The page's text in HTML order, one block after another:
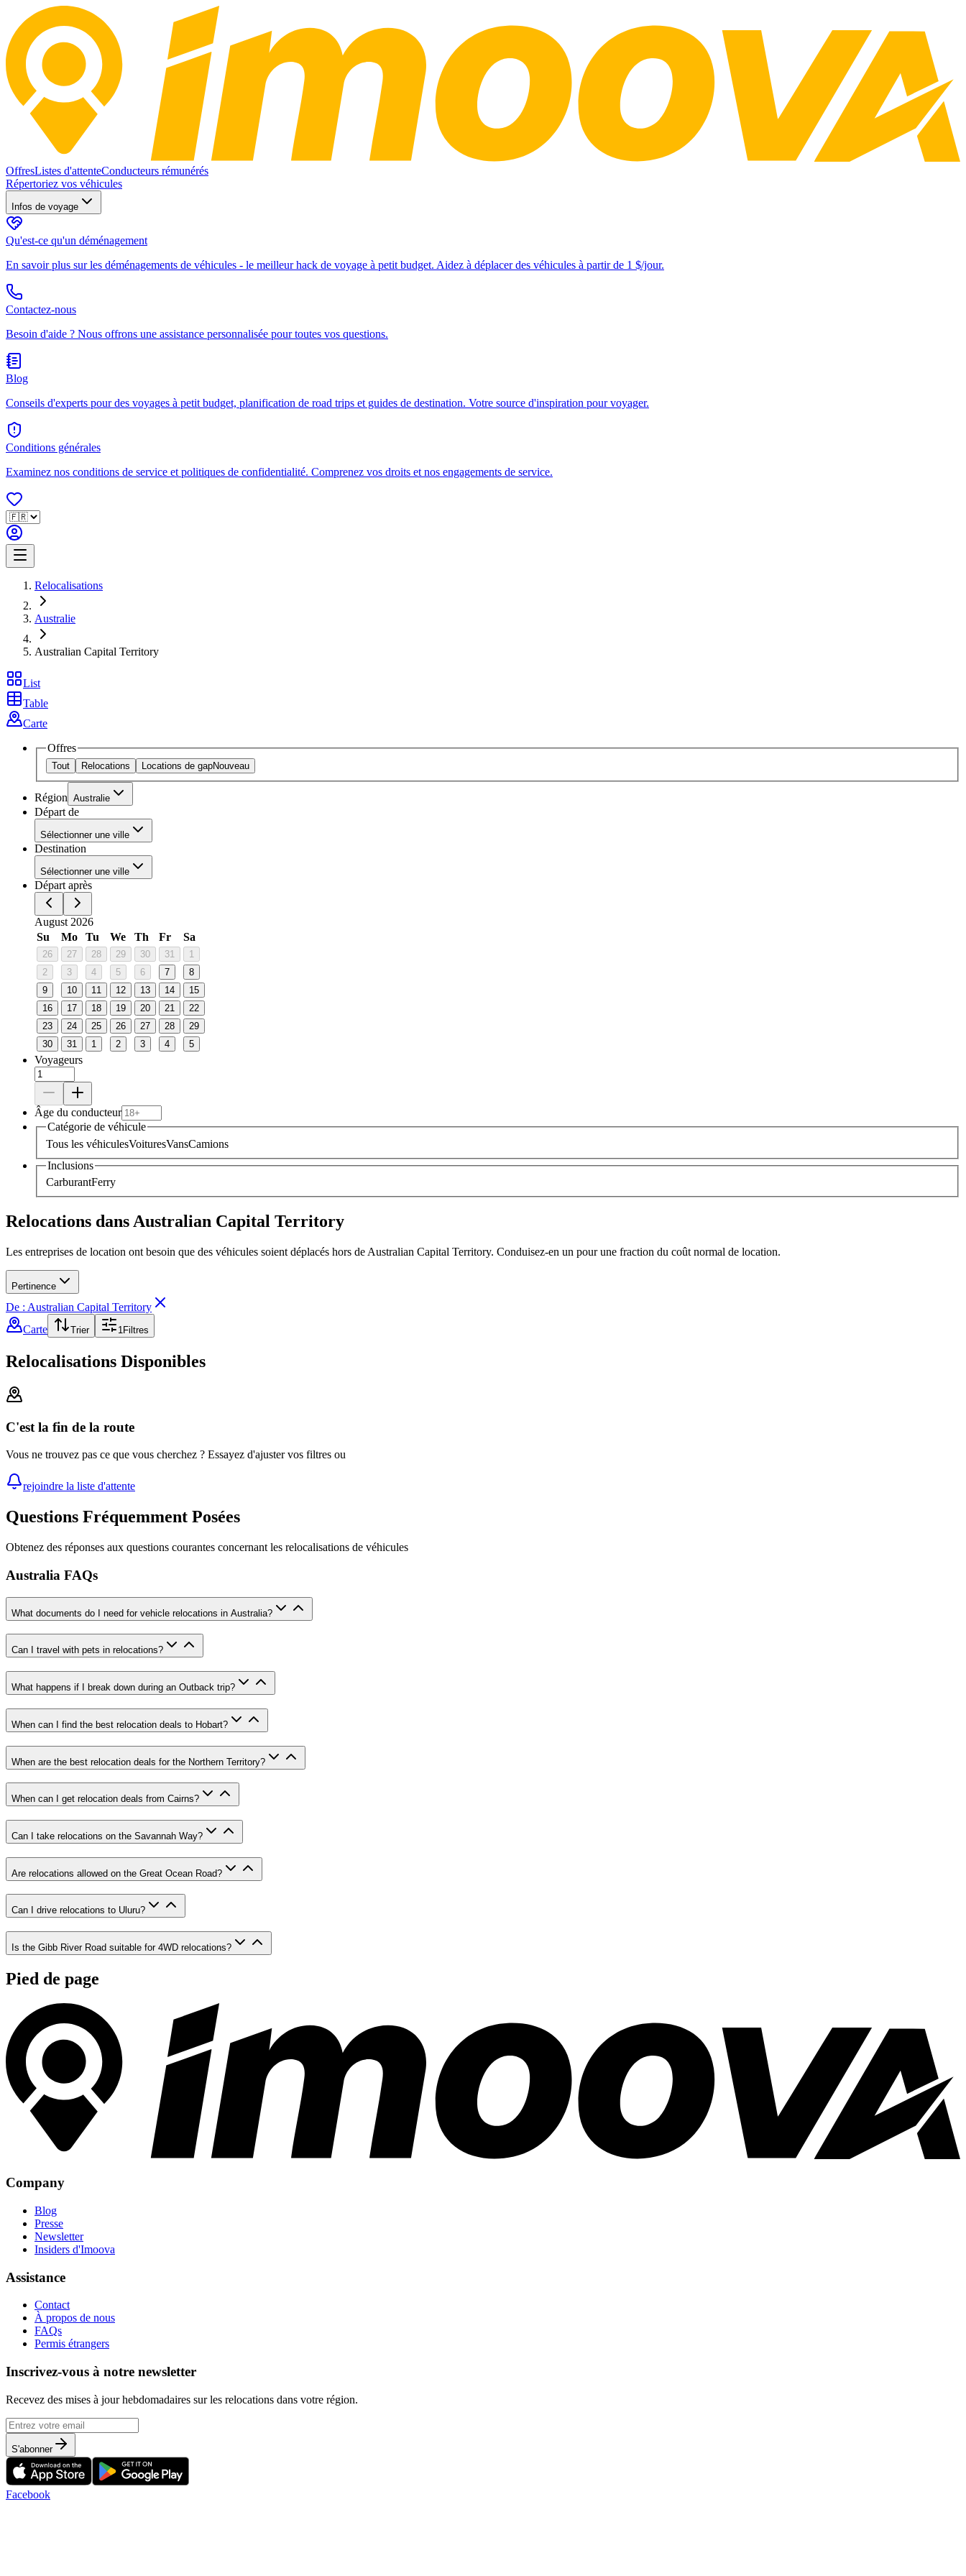
OffresListes d'attenteConducteurs rémunérés
Répertoriez vos véhicules
Infos de voyage
Qu'est-ce qu'un déménagement
En savoir plus sur les déménagements de véhicules - le meilleur hack de voyage à petit budget. Aidez à déplacer des véhicules à partir de 1 $/jour.
Contactez-nous
Besoin d'aide ? Nous offrons une assistance personnalisée pour toutes vos questions.
Blog
Conseils d'experts pour des voyages à petit budget, planification de road trips et guides de destination. Votre source d'inspiration pour voyager.
Conditions générales
Examinez nos conditions de service et politiques de confidentialité. Comprenez vos droits et nos engagements de service.
Relocalisations
Australie
Australian Capital Territory
List
Table
Carte
Offres
Tout Relocations Locations de gapNouveau
Région Australie
Départ de
Sélectionner une ville
Destination
Sélectionner une ville
Départ après
August 2026
Su
Mo Tu We Th Fr Sa
26 27 28 29 30 31
1
2
3 4 5 6 7
8
9
10 11 12 13 14
15
16
17 18 19 20 21
22
23
24 25 26 27 28
29
30
31 1 2 3 4 5
Voyageurs
Âge du conducteur
Catégorie de véhicule
Tous les véhiculesVoituresVansCamions
Inclusions
CarburantFerry
Relocations dans Australian Capital Territory
Les entreprises de location ont besoin que des véhicules soient déplacés hors de Australian Capital Territory. Conduisez-en un pour une fraction du coût normal de location.
Pertinence
De : Australian Capital Territory
Carte
Trier 1Filtres
Relocalisations Disponibles
C'est la fin de la route
Vous ne trouvez pas ce que vous cherchez ? Essayez d'ajuster vos filtres ou
rejoindre la liste d'attente
Questions Fréquemment Posées
Obtenez des réponses aux questions courantes concernant les relocalisations de véhicules
Australia FAQs
What documents do I need for vehicle relocations in Australia?
Can I travel with pets in relocations?
What happens if I break down during an Outback trip?
When can I find the best relocation deals to Hobart?
When are the best relocation deals for the Northern Territory?
When can I get relocation deals from Cairns?
Can I take relocations on the Savannah Way?
Are relocations allowed on the Great Ocean Road?
Can I drive relocations to Uluru?
Is the Gibb River Road suitable for 4WD relocations?
Pied de page
Company
Blog
Presse
Newsletter
Insiders d'Imoova
Assistance
Contact
À propos de nous
FAQs
Permis étrangers
Inscrivez-vous à notre newsletter
Recevez des mises à jour hebdomadaires sur les relocations dans votre région.
S'abonner
Facebook